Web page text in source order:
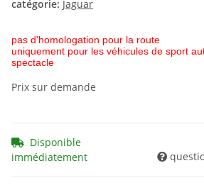
catégorie: Jaguar
pas d'homologation pour la route
uniquement pour les véhicules de sport
spectacle
Prix sur demande
Disponible
immédiatement